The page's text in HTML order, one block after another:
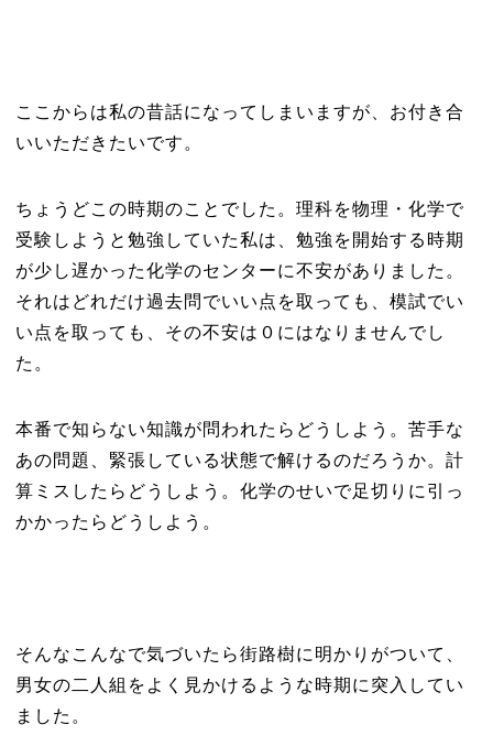
ここからは私の昔話になってしまいますが、お付き合
いいただきたいです。
ちょうどこの時期のことでした。理科を物理・化学で
受験しようと勉強していた私は、勉強を開始する時期
が少し遅かった化学のセンターに不安がありました。
それはどれだけ過去問でいい点を取っても、模試でい
い点を取っても、その不安は０にはなりませんでし
た。
本番で知らない知識が問われたらどうしよう。苦手な
あの問題、緊張している状態で解けるのだろうか。計
算ミスしたらどうしよう。化学のせいで足切りに引っ
かかったらどうしよう。
そんなこんなで気づいたら街路樹に明かりがついて、
男女の二人組をよく見かけるような時期に突入してい
ました。